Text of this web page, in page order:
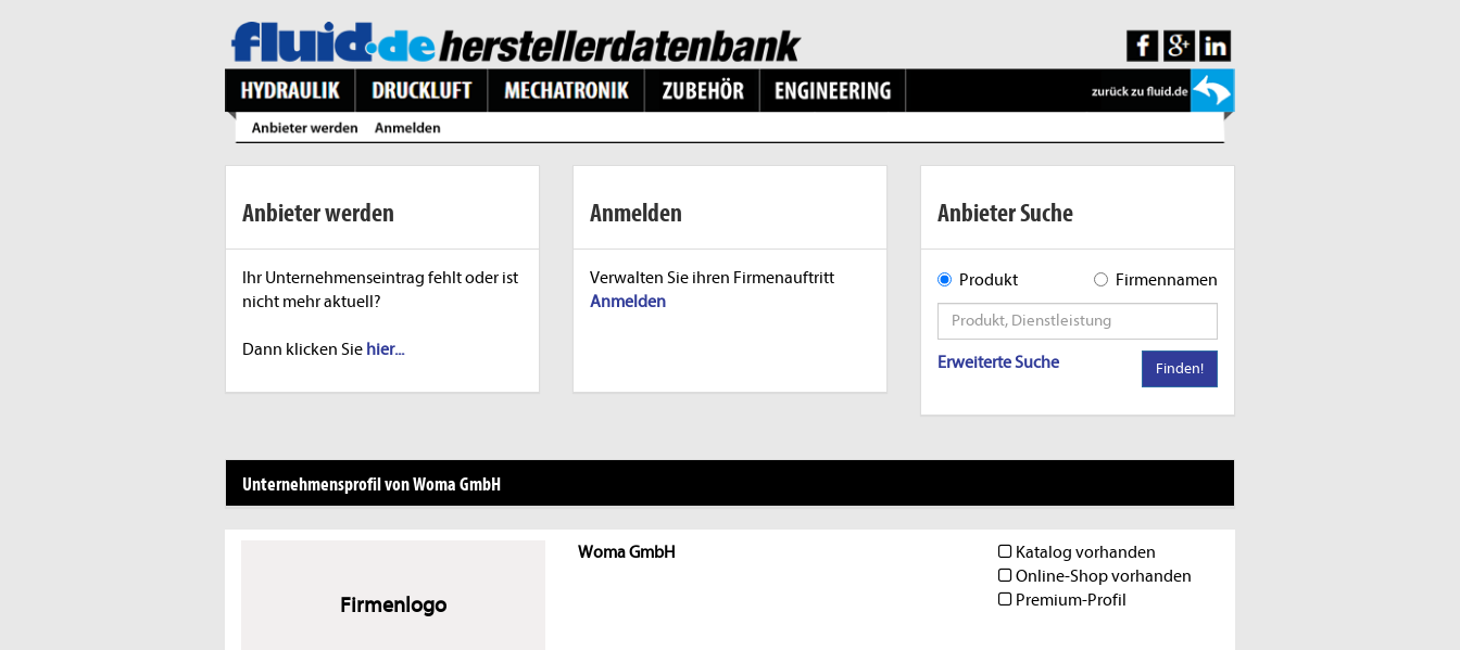
Anbieter werden
Ihr Unternehmenseintrag fehlt oder ist
nicht mehr aktuell?
Dann klicken Sie hier...
Anmelden
Verwalten Sie ihren Firmenauftritt
Anmelden
Anbieter Suche
Produkt Firmennamen
Erweiterte Suche Finden!
Unternehmensprofil von Woma GmbH
Firmenlogo
Woma GmbH
Katalog vorhanden
Online-Shop vorhanden
Premium-Profil